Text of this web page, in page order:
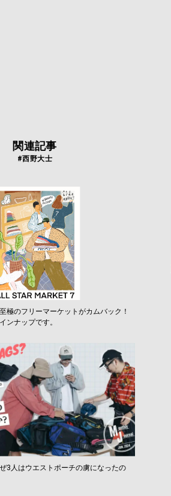
関連記事
#西野大士
極のフリーマーケットがカムバック！
ンナップです。
3人はウエストポーチの虜になったの